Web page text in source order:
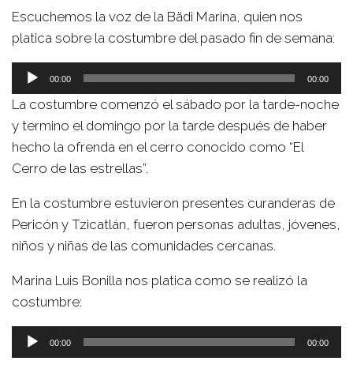
Escuchemos la voz de la Bädi Marina, quien nos
platica sobre la costumbre del pasado fin de semana:
Reproductor
de
00:00 00:00
La costumbre comenzó el sábado por la tarde-noche
y termino el domingo por la tarde después de haber
hecho la ofrenda en el cerro conocido como “El
Cerro de las estrellas”.
En la costumbre estuvieron presentes curanderas de
Pericón y Tzicatlán, fueron personas adultas, jóvenes,
niños y niñas de las comunidades cercanas.
Marina Luis Bonilla nos platica como se realizó la
costumbre:
Reproductor
de
00:00 00:00